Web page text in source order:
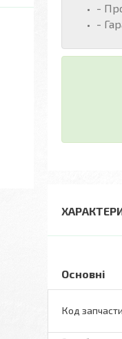
-
-
Основні
Код